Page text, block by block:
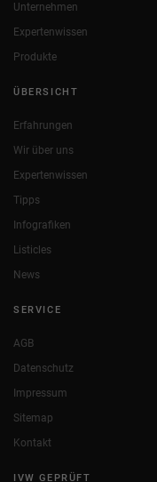
Unternehmen
Expertenwissen
Produkte
ÜBERSICHT
Erfahrungen
Wir über uns
Expertenwissen
Tipps
Infografiken
Listicles
News
SERVICE
AGB
Datenschutz
Impressum
Sitemap
Kontakt
IVW GEPRÜFT